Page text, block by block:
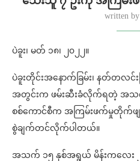
written by
ပဲခူး၊ မတ် ၁၈၊ ၂၀၂၂။
ပဲခူးတိုင်းအနောက်ခြမ်း၊ နတ်တလင်း
အတွင်းက ဖမ်းဆီးခံလိုက်ရတဲ့ အသ
စစ်ကောင်စီက အကြမ်းဖက်မှုတိုက်ဖျ
စွဲချက်တင်လိုက်ပါတယ်။
အသက် ၁၅ နှစ်အရွယ် မိန်းကလေး ၂ ဦ